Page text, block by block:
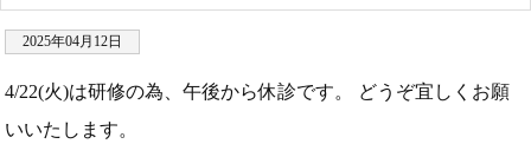
2025年04月12日
4/22(火)は研修の為、午後から休診です。 どうぞ宜しくお願
いいたします。